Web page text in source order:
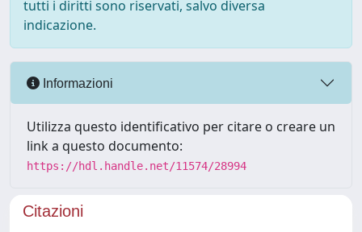
tutti i diritti sono riservati, salvo diversa
indicazione.
Informazioni
Utilizza questo identificativo per citare o creare un
link a questo documento:
https://hdl.handle.net/11574/28994
Citazioni